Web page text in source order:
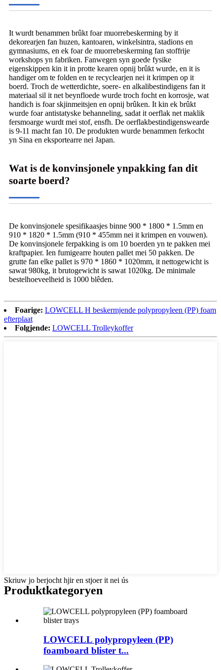
It wurdt benammen brûkt foar muorrebeskerming by it
dekorearjen fan huzen, kantoaren, winkelsintra, stadions en
gymnasiums, en ek foar de muorrebeskerming fan stoffrije
workshops yn fabriken. Fanwegen syn goede fysike
eigenskippen kin it in protte kearen opnij brûkt wurde, en it is
handiger om te folden en te recyclearjen nei it krimpen op it
boerd. Troch de wetterdichte, soere- en alkalibestindigens fan it
materiaal sil it net beynfloede wurde troch focht en korrosje, wat
handich is foar skjinmeitsjen en opnij brûken. It kin ek brûkt
wurde foar antistatyske behanneling, sadat it oerflak net maklik
fersmoarge wurdt mei stof, ensfh. De oerflakbestindigenswearde
is 9-11 macht fan 10. De produkten wurde benammen ferkocht
yn Sina en eksportearre nei Japan.
Wat is de konvinsjonele ynpakking fan dit
soarte boerd?
De konvinsjonele spesifikaasjes binne 900 * 1800 * 1.5mm en
910 * 1820 * 1.5mm (910 * 455mm nei it krimpen en vouwen).
De konvinsjonele ferpakking is om 10 boerden yn te pakken mei
kraftpapier. Ien fumigearre houten pallet mei 50 pakken. De
grutte fan elke pallet is 970 * 1860 * 1020mm, it nettogewicht is
sawat 980kg, it brutogewicht is sawat 1020kg. De minimale
bestelhoeveelheid is 1000 blêden.
Foarige: LOWCELL H beskermjende polypropyleen (PP) foam
efterplaat
Folgjende: LOWCELL Trolleykoffer
Skriuw jo berjocht hjir en stjoer it nei ús
Produktkategoryen
LOWCELL polypropyleen (PP)
foamboard blister t...